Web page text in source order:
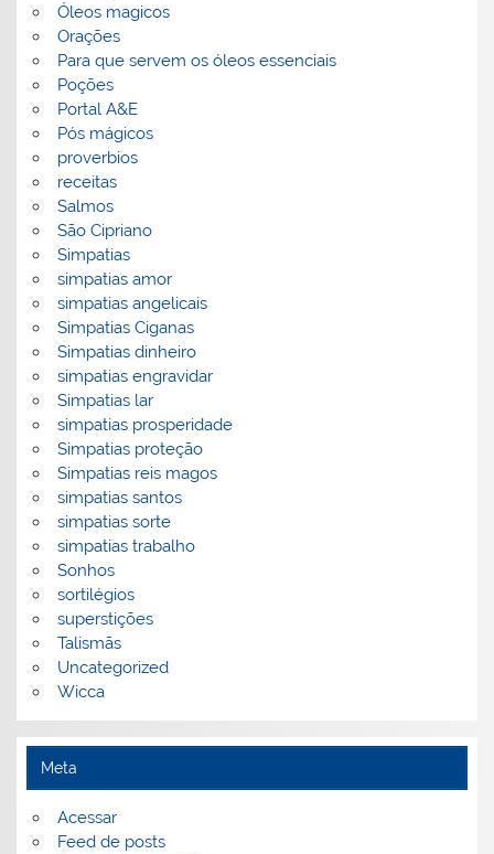
Óleos magicos
Orações
Para que servem os óleos essenciais
Poções
Portal A&E
Pós mágicos
proverbios
receitas
Salmos
São Cipriano
Simpatias
simpatias amor
simpatias angelicais
Simpatias Ciganas
Simpatias dinheiro
simpatias engravidar
Simpatias lar
simpatias prosperidade
Simpatias proteção
Simpatias reis magos
simpatias santos
simpatias sorte
simpatias trabalho
Sonhos
sortilégios
superstições
Talismãs
Uncategorized
Wicca
Meta
Acessar
Feed de posts